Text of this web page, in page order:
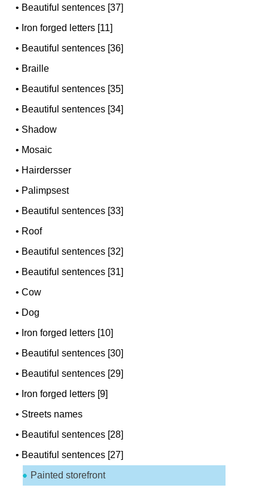
• Beautiful sentences [37]
• Iron forged letters [11]
• Beautiful sentences [36]
• Braille
• Beautiful sentences [35]
• Beautiful sentences [34]
• Shadow
• Mosaic
• Hairdersser
• Palimpsest
• Beautiful sentences [33]
• Roof
• Beautiful sentences [32]
• Beautiful sentences [31]
•Cow
• Dog
• Iron forged letters [10]
• Beautiful sentences [30]
• Beautiful sentences [29]
• Iron forged letters [9]
• Streets names
• Beautiful sentences [28]
• Beautiful sentences [27]
Painted storefront